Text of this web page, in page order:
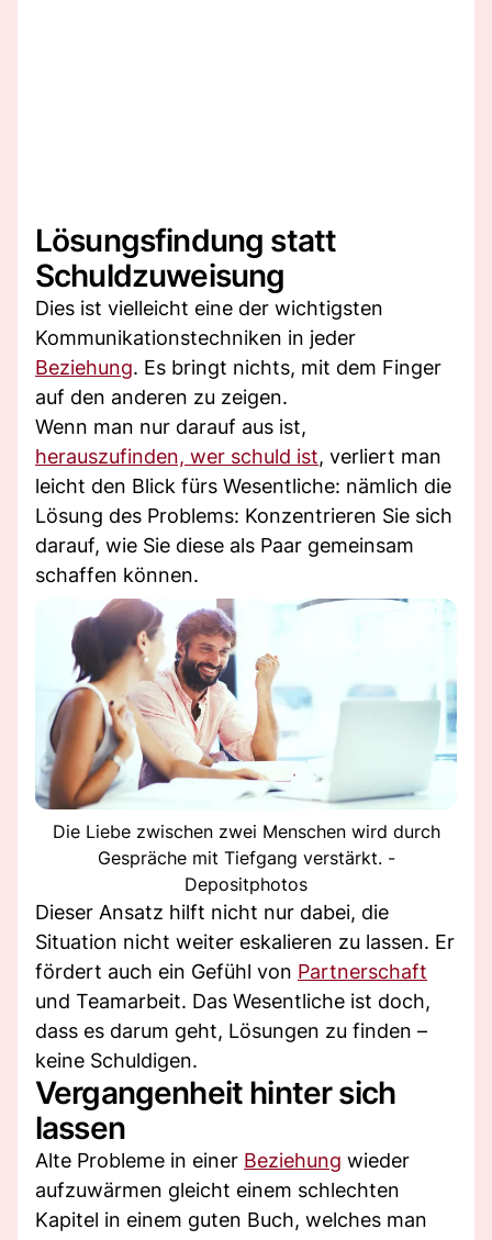
Lösungsfindung statt
Schuldzuweisung
Dies ist vielleicht eine der wichtigsten
Kommunikationstechniken in jeder
Beziehung. Es bringt nichts, mit dem Finger
auf den anderen zu zeigen.
Wenn man nur darauf aus ist,
herauszufinden, wer schuld ist, verliert man
leicht den Blick fürs Wesentliche: nämlich die
Lösung des Problems: Konzentrieren Sie sich
darauf, wie Sie diese als Paar gemeinsam
schaffen können.
Die Liebe zwischen zwei Menschen wird durch
Gespräche mit Tiefgang verstärkt. -
Depositphotos
Dieser Ansatz hilft nicht nur dabei, die
Situation nicht weiter eskalieren zu lassen. Er
fördert auch ein Gefühl von Partnerschaft
und Teamarbeit. Das Wesentliche ist doch,
dass es darum geht, Lösungen zu finden –
keine Schuldigen.
Vergangenheit hinter sich
lassen
Alte Probleme in einer Beziehung wieder
aufzuwärmen gleicht einem schlechten
Kapitel in einem guten Buch, welches man